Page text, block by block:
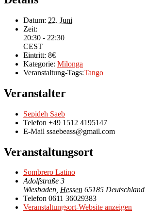
Datum: 22. Juni
Zeit:
20:30 - 22:30
CEST
Eintritt: 8€
Kategorie: Milonga
Veranstaltung-Tags:Tango
Veranstalter
Sepideh Saeb
Telefon +49 1512 4195147
E-Mail ssaebeass@gmail.com
Veranstaltungsort
Sombrero Latino
Adolfstraße 3
Wiesbaden, Hessen 65185 Deutschland
Telefon 0611 36029383
Veranstaltungsort-Website anzeigen